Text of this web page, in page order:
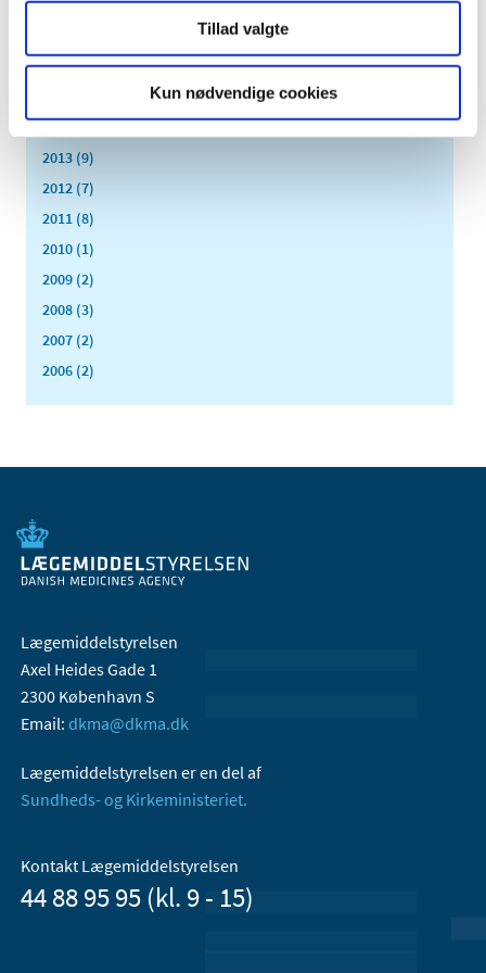
Tillad valgte
Kun nødvendige cookies
juni (1)
marts (1)
2013 (9)
2012 (7)
2011 (8)
2010 (1)
2009 (2)
2008 (3)
2007 (2)
2006 (2)
Lægemiddelstyrelsen
Axel Heides Gade 1
2300 København S
Email: dkma@dkma.dk
Lægemiddelstyrelsen er en del af
Sundheds- og Kirkeministeriet.
Kontakt Lægemiddelstyrelsen
44 88 95 95 (kl. 9 - 15)